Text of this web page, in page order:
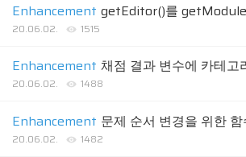
Enhancement getEditor()를
20.06.02. 1515
Enhancement 채점 결과 변수에 카테고
20.06.02. 1488
Enhancement 문제 순서 변경을 위한
20.06.02. 1482